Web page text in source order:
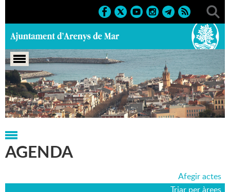
Portada > Agenda > 20-09-2014
AGENDA
Afegir actes
Triar per àrees